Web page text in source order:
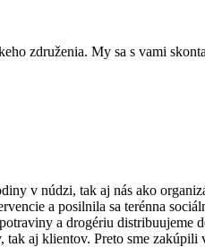
združenia. My sa s vami
v núdzi, tak aj nás ako
a posilnila sa terénna
a drogériu
aj klientov. Preto sme